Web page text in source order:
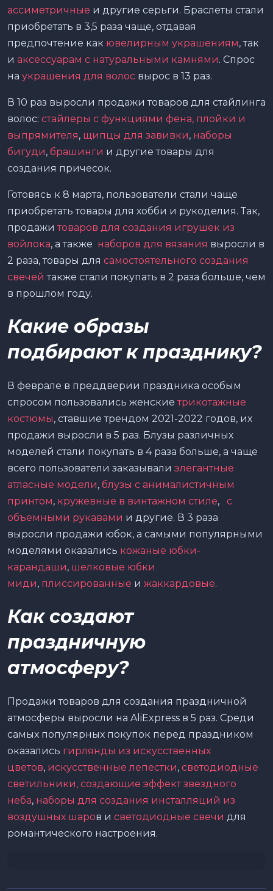
ассиметричные и другие серьги. Браслеты стали
приобретать в 3,5 раза чаще, отдавая
предпочтение как ювелирным украшениям, так
и аксессуарам с натуральными камнями. Спрос
на украшения для волос вырос в 13 раз.
В 10 раз выросли продажи товаров для стайлинга
волос: стайлеры с функциями фена, плойки и
выпрямителя, щипцы для завивки, наборы
бигуди, брашинги и другие товары для
создания причесок.
Готовясь к 8 марта, пользователи стали чаще
приобретать товары для хобби и рукоделия. Так,
продажитоваров для создания игрушек из
войлока, а также наборов для вязания выросли в
2 раза, товары для самостоятельного создания
свечей также стали покупать в 2 раза больше, чем
в прошлом году.
Какие образы
подбирают к празднику?
В феврале в преддверии праздника особым
спросом пользовались женскиетрикотажные
костюмы, ставшие трендом 2021-2022 годов, их
продажи выросли в 5 раз. Блузы различных
моделей стали покупать в 4 раза больше, а чаще
всего пользователи заказывали элегантные
атласные модели, блузы с анималистичным
принтом, кружевные в винтажном стиле, с
объемными рукавами и другие. В 3 раза
выросли продажи юбок, а самыми популярными
моделями оказались кожаные юбки-
карандаши, шелковые юбки
миди, плиссированные и жаккардовые.
Как создают
праздничную
атмосферу?
Продажи товаров для создания праздничной
атмосферы выросли на AliExpress в 5 раз. Среди
самых популярных покупок перед праздником
оказались гирлянды из искусственных
цветов, искусственные лепестки, светодиодные
светильники, создающие эффект звездного
неба, наборы для создания инсталляций из
воздушных шаров и светодиодные свечи для
романтического настроения.